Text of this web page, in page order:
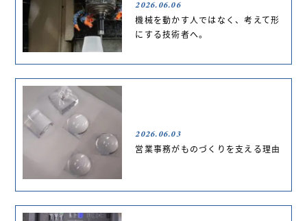
2026.06.06
機械を動かす人ではなく、考えて形
にする技術者へ。
2026.06.03
営業事務がものづくりを支える理由